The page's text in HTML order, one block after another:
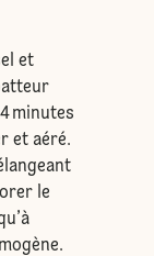
et
minutes
et aéré.
le